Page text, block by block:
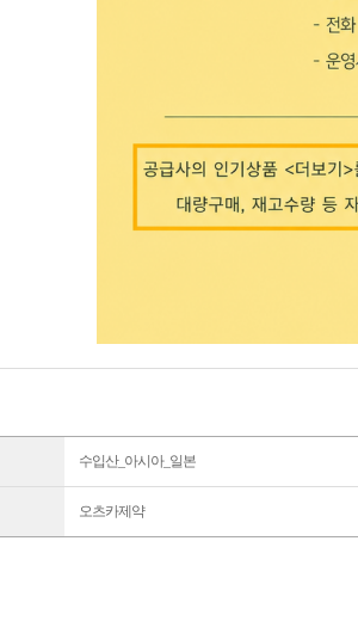
수입산_아시아_일본
오츠카제약